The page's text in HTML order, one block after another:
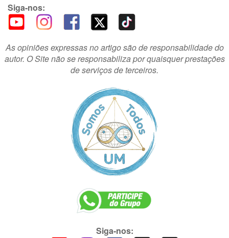
Siga-nos:
As opiniões expressas no artigo são de responsabilidade do
autor. O Site não se responsabiliza por quaisquer prestações
de serviços de terceiros.
Siga-nos: